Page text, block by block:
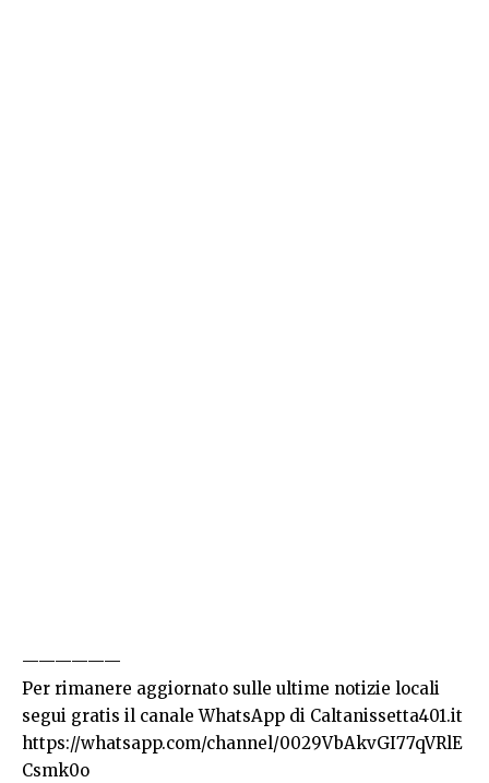
——————
Per rimanere aggiornato sulle ultime notizie locali
segui gratis il canale WhatsApp di Caltanissetta401.it
https://whatsapp.com/channel/0029VbAkvGI77qVRlE
Csmk0o